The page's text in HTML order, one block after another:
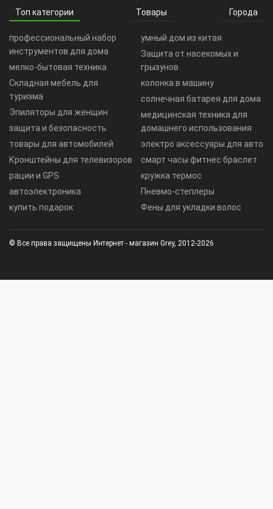
Топ категории Товары Города
профессиональный набор
инструментов для дома
мелко-бытовая техника
Складная мебель для
туризма
Эпиляторы для женщин
защита и безопасность
товары для автомобилей
Кронштейны для телевизоров
рации и GPS
автоэлектроника
купить подарок
умный дом из китая
Защита от насекомых и
грызунов
колонка в машину
солнечная батарея для дома
медицинская техника для
домашнего использования
электро аксессуары для авто
смарт часы фитнес браслет
кружка термос
Пневмо-степлеры
Фены для укладки волос
© Все права защищены Интернет - магазин Grey, 2012-2026